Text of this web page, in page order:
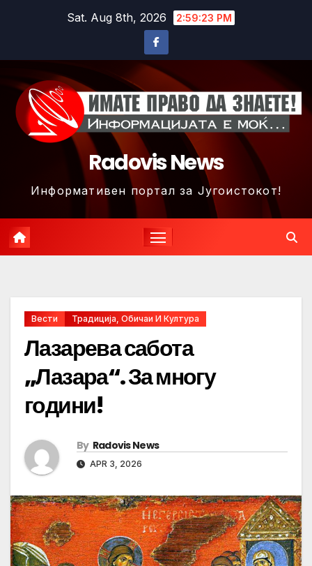
Sat. Aug 8th, 2026 2:59:26 PM
Radovis News
Информативен портал за Југоистокот!
Вести Традиција, Обичаи И Култура
Лазарева сабота
„Лазара“. За многу
години!
By Radovis News
APR 3, 2026